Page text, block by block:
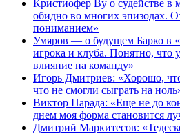
Кристиофер Ву о судействе в
обидно во многих эпизодах.
пониманием»
Умяров — о будущем Барко в
игрока и клуба. Понятно, что
влияние на команду»
Игорь Дмитриев: «Хорошо,
что не смогли сыграть на
Виктор Парада: «Еще не до
днем моя форма становится
Дмитрий Маркитесов: